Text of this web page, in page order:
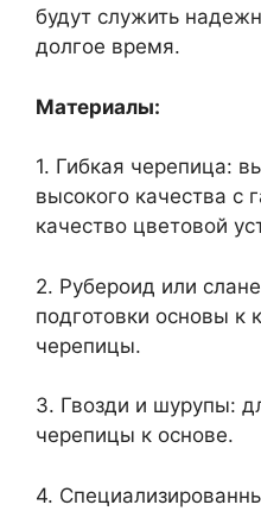
будут служить
долгое время.
Материалы:
1. Гибкая черепица:
высокого качества с
качество цветовой
2. Рубероид или
подготовки основы к
черепицы.
3. Гвозди и шурупы:
черепицы к основе.
4.